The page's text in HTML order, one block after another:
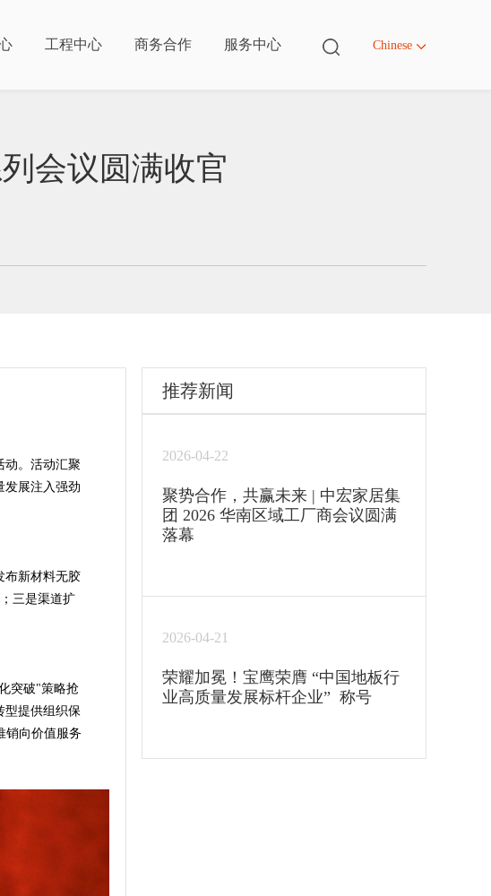
Center
工程中心
Center
商务合作
Center
服务中心
Center
Chinese
会议圆满收官
动。活动汇聚
发展注入强劲
布新材料无胶
三是渠道扩
突破"策略抢
型提供组织保
销向价值服务
推荐新闻
2026-04-22
聚势合作，共赢未来 | 中宏家居集
团 2026 华南区域工厂商会议圆满
落幕
2026-04-21
荣耀加冕！宝鹰荣膺 “中国地板行
业高质量发展标杆企业” 称号